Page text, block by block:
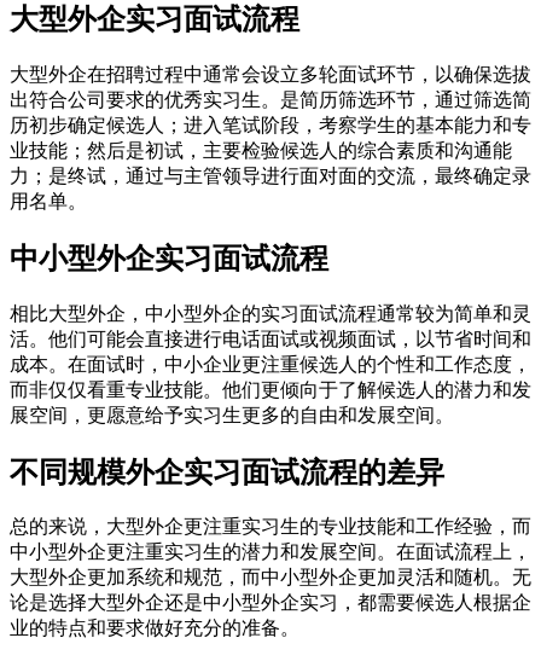
大型外企实习面试流程
大型外企在招聘过程中通常会设立多轮面试环节，以确保选拔
出符合公司要求的优秀实习生。是简历筛选环节，通过筛选简
历初步确定候选人；进入笔试阶段，考察学生的基本能力和专
业技能；然后是初试，主要检验候选人的综合素质和沟通能
力；是终试，通过与主管领导进行面对面的交流，最终确定录
用名单。
中小型外企实习面试流程
相比大型外企，中小型外企的实习面试流程通常较为简单和灵
活。他们可能会直接进行电话面试或视频面试，以节省时间和
成本。在面试时，中小企业更注重候选人的个性和工作态度，
而非仅仅看重专业技能。他们更倾向于了解候选人的潜力和发
展空间，更愿意给予实习生更多的自由和发展空间。
不同规模外企实习面试流程的差异
总的来说，大型外企更注重实习生的专业技能和工作经验，而
中小型外企更注重实习生的潜力和发展空间。在面试流程上，
大型外企更加系统和规范，而中小型外企更加灵活和随机。无
论是选择大型外企还是中小型外企实习，都需要候选人根据企
业的特点和要求做好充分的准备。